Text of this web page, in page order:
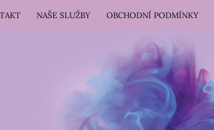
NAŠE SLUŽBY OBCHODNÍ PODMÍNKY